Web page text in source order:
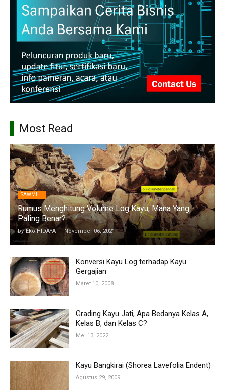
Most Read
SAWMILL
Rumus Menghitung Volume Log Kayu, Mana Yang
Paling Benar?
by Eko HIDAYAT - November 06, 2021
Konversi Kayu Log terhadap Kayu
Gergajian
Maret 10, 2008
Grading Kayu Jati, Apa Bedanya Kelas A,
Kelas B, dan Kelas C?
Mei 13, 2022
Kayu Bangkirai (Shorea Lavefolia Endent)
Agustus 29, 2009